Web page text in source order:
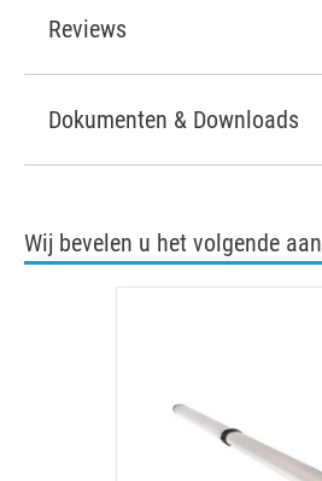
Reviews
Dokumenten & Downloads
Wij bevelen u het volgende aan